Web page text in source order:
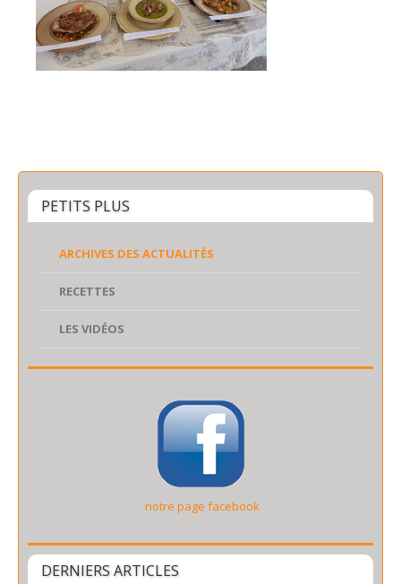
PETITS PLUS
ARCHIVES DES ACTUALITÉS
RECETTES
LES VIDÉOS
notre page facebook
DERNIERS ARTICLES